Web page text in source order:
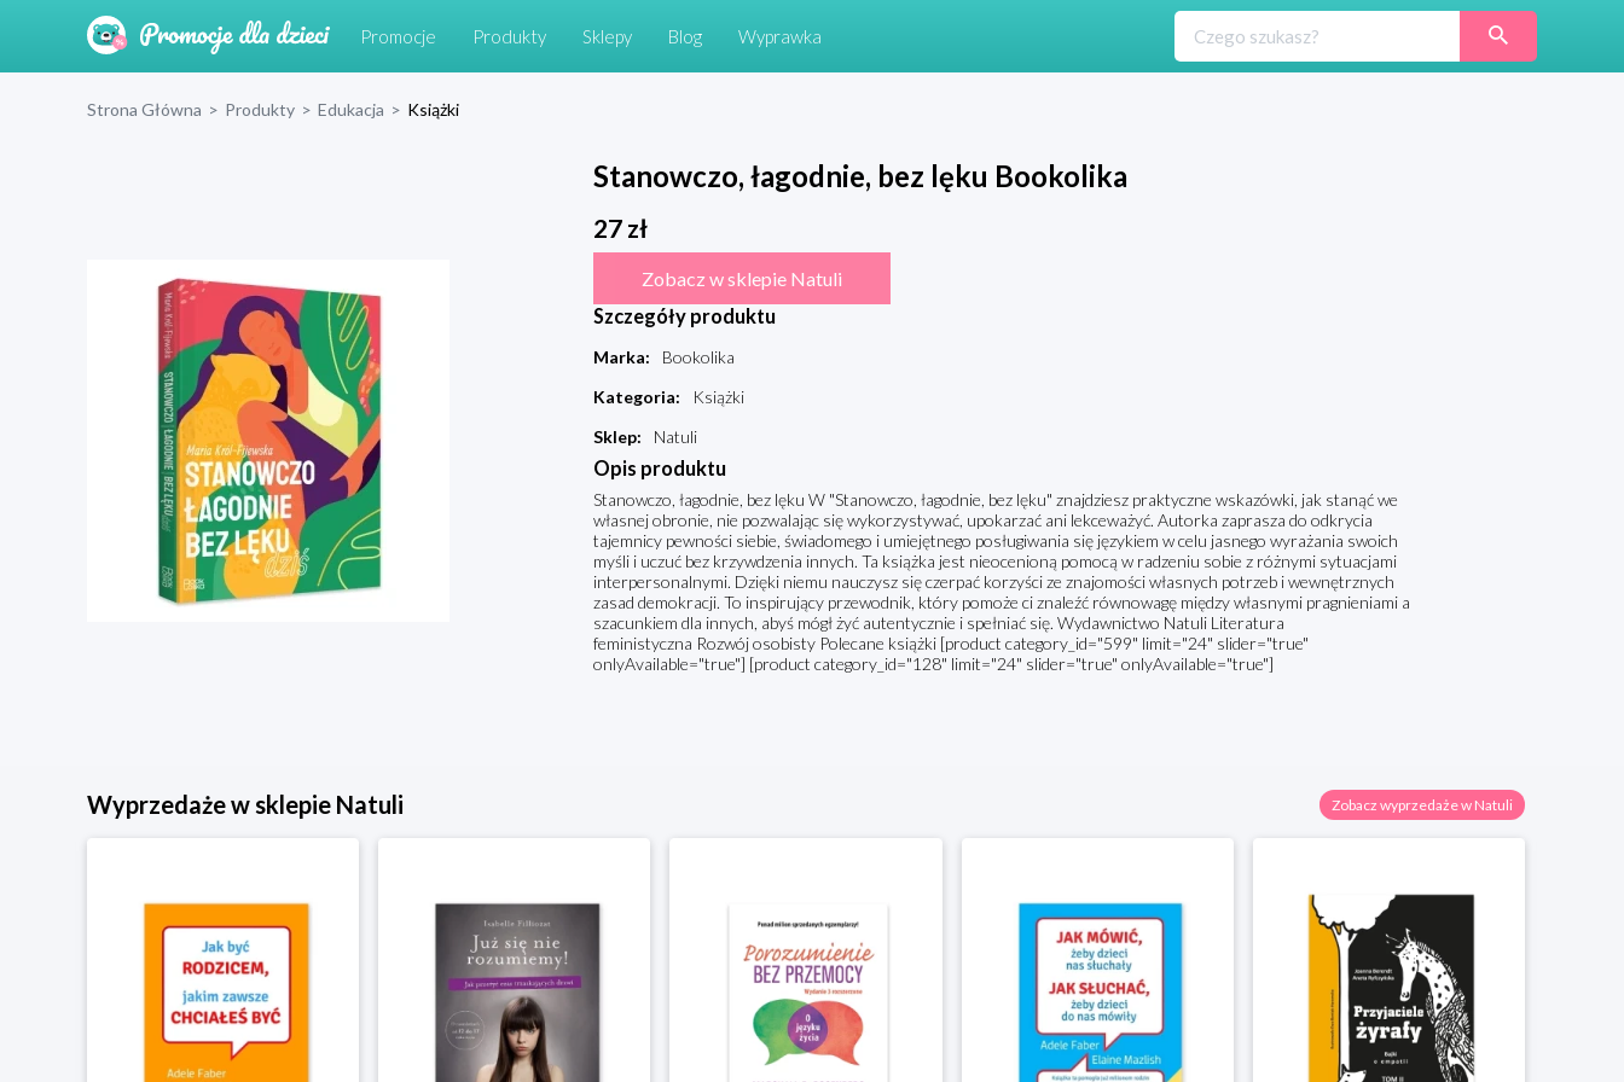
Promocje Produkty Sklepy Blog Wyprawka
Strona Główna > Produkty > Edukacja > Książki
Stanowczo, łagodnie, bez lęku Bookolika
27zł
Zobacz w sklepie Natuli
Szczegóły produktu
Marka:
Bookolika
Kategoria:
Książki
Sklep: Natuli
Opis produktu
Stanowczo, łagodnie, bez lęku W "Stanowczo, łagodnie, bez lęku" znajdziesz praktyczne wskazówki, jak stanąć we
własnej obronie, nie pozwalając się wykorzystywać, upokarzać ani lekceważyć. Autorka zaprasza do odkrycia
tajemnicy pewności siebie, świadomego i umiejętnego posługiwania się językiem w celu jasnego wyrażania swoich
myśli i uczuć bez krzywdzenia innych. Ta książka jest nieocenioną pomocą w radzeniu sobie z różnymi sytuacjami
interpersonalnymi. Dzięki niemu nauczysz się czerpać korzyści ze znajomości własnych potrzeb i wewnętrznych
zasad demokracji. To inspirujący przewodnik, który pomoże ci znaleźć równowagę między własnymi pragnieniami a
szacunkiem dla innych, abyś mógł żyć autentycznie i spełniać się. Wydawnictwo Natuli Literatura
feministyczna Rozwój osobisty Polecane książki [product category_id="599" limit="24" slider="true"
onlyAvailable="true"] [product category_id="128" limit="24" slider="true" onlyAvailable="true"]
Wyprzedaże w sklepie Natuli Zobacz wyprzedaże w Natuli